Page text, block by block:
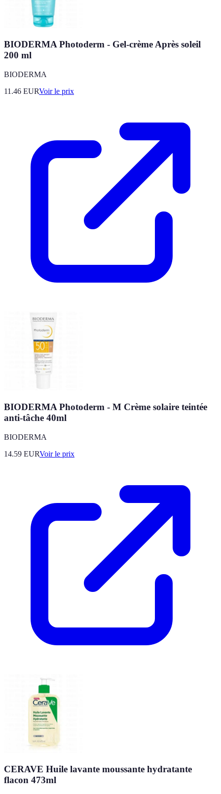
BIODERMA Photoderm - Gel-crème Après soleil
200 ml
BIODERMA
11.46 EURVoir le prix
BIODERMA Photoderm - M Crème solaire teintée
anti-tâche 40ml
BIODERMA
14.59 EURVoir le prix
CERAVE Huile lavante moussante hydratante
flacon 473ml